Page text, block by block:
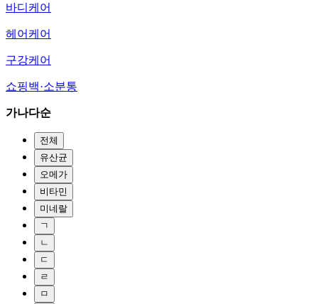
바디케어
헤어케어
구강케어
쇼핑백·소분통
가나다순
전체
유산균
오메가
비타민
미네랄
ㄱ
ㄴ
ㄷ
ㄹ
ㅁ